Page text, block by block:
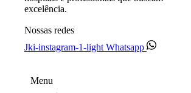
excelência.
Nossas redes
Jki-instagram-1-light Whatsapp
Menu